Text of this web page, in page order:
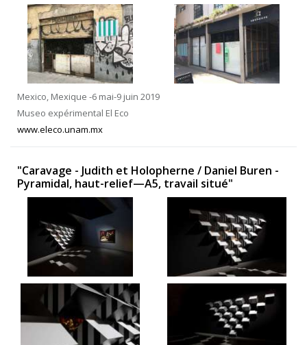
Mexico, Mexique -6 mai-9 juin 2019
Museo expérimental El Eco
www.eleco.unam.mx
"Caravage - Judith et Holopherne / Daniel Buren -
Pyramidal, haut-relief—A5, travail situé"